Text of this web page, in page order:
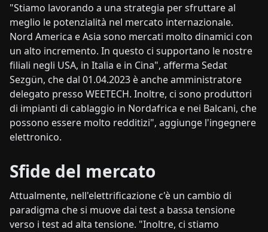
"Stiamo lavorando a una strategia per sfruttare al
meglio le potenzialità nel mercato internazionale.
Nord America e Asia sono mercati molto dinamici con
un alto incremento. In questo ci supportano le nostre
filiali negli USA, in Italia e in Cina", afferma Sedat
Sezgün, che dal 01.04.2023 è anche amministratore
delegato presso WEETECH. Inoltre, ci sono produttori
di impianti di cablaggio in Nordafrica e nei Balcani, che
possono essere molto redditizi", aggiunge l'ingegnere
elettronico.
Sfide del mercato
Attualmente, nell'elettrificazione c'è un cambio di
paradigma che si muove dai test a bassa tensione
verso i test ad alta tensione. "Inoltre, ci stiamo